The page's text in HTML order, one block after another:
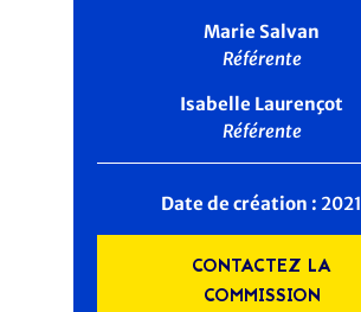
Marie Salvan
Référente
Isabelle Laurençot
Référente
Date de création : 2021
CONTACTEZ LA
COMMISSION